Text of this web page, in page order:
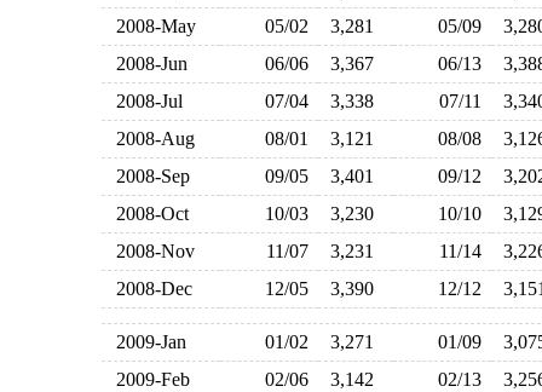
2008-May
05/02 3,281 05/09
2008-Jun
06/06 3,367 06/13
2008-Jul
07/04 3,338 07/11
2008-Aug
08/01 3,121 08/08
2008-Sep
09/05 3,401 09/12
2008-Oct
10/03 3,230 10/10
2008-Nov
11/07 3,231 11/14
2008-Dec
12/05 3,390 12/12
2009-Jan 01/02 3,271 01/09
2009-Feb
02/06 3,142 02/13